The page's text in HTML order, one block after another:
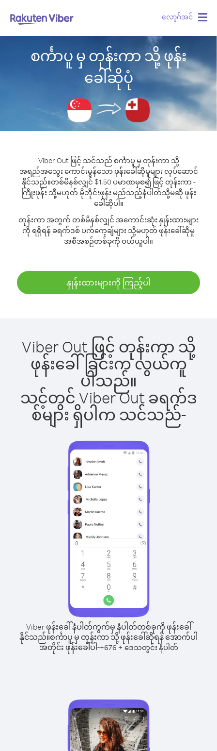
လော့ဂ်အင်
စင်္ကာပူ မှ တုန်းကာ သို့ ဖုန်း
ခေါ်ဆိုပုံ
Viber Out ဖြင့် သင်သည် စင်္ကာပူ မှ တုန်းကာ သို့
အရည်အသွေး ကောင်းမွန်သော ဖုန်းခေါ်ဆိုမှုများ လုပ်ဆောင်
နိုင်သည်။တစ်မိနစ်လျှင် $1.50 ပမာဏမှစ၍ ဖြင့် တုန်းကာ -
ကြိုးဖုန်း သို့မဟုတ် မိုဘိုင်းဖုန်း မည်သည့်နံပါတ်သို့မဆို ဖုန်း
ခေါ်ဆိုပါ။
တုန်းကာ အတွက် တစ်မိနစ်လျှင် အကောင်းဆုံး နှုန်းထားများ
ကို ရရှိရန် ခရက်ဒစ် ပက်ကေ့ချ်များ သို့မဟုတ် ဖုန်းခေါ်ဆိုမှု
အစီအစဉ်တစ်ခုကို ဝယ်ယူပါ။
နှုန်းထားများကို ကြည့်ပါ
Viber Out ဖြင့် တုန်းကာ သို့
ဖုန်းခေါ်ခြင်းက လွယ်ကူ
ပါသည်။
သင့်တွင် Viber Out ခရက်ဒ
စ်များ ရှိပါက သင်သည်-
Viber ဖုန်းခေါ်နံပါတ်ကွက်မှ နံပါတ်တစ်ခုကို ဖုန်းခေါ်
နိုင်သည်။စင်္ကာပူ မှ တုန်းကာ သို့ ဖုန်းခေါ်ဆိုရန် အောက်ပါ
အတိုင်း ဖုန်းခေါ်ပါ-+676+ဒေသတွင်း နံပါတ်